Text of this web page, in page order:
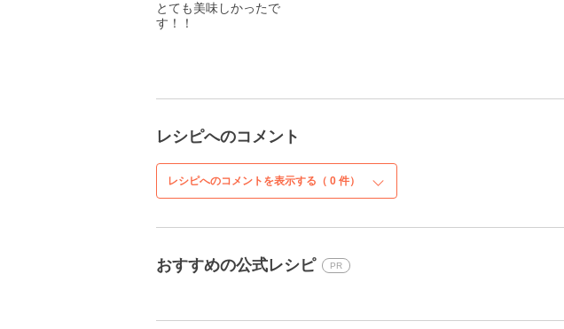
とても美味しかったで
す！！
レシピへのコメント
レシピへのコメントを表示する（ 0 件）
おすすめの公式レシピ PR